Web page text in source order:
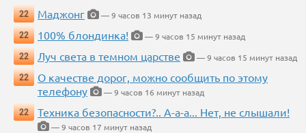
22
Маджонг
— 9 часов 13 минут назад
22
100% блондинка!
— 9 часов 15 минут назад
22
Луч света в темном царстве
— 9 часов 15 минут назад
22
О качестве дорог, можно сообщить по этому
телефону
— 9 часов 16 минут назад
22
Техника безопасности?.. А-а-а... Нет, не слышали!
— 9 часов 17 минут назад